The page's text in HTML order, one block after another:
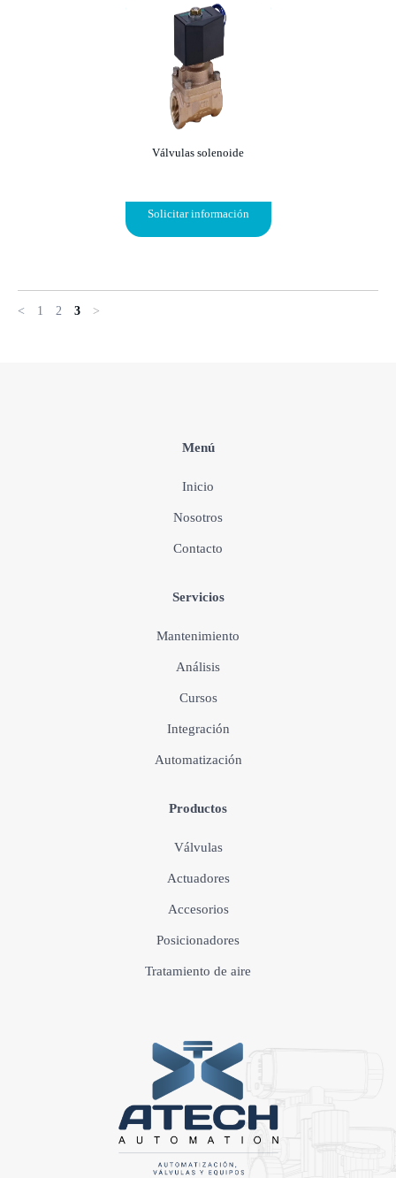
Válvulas solenoide
Solicitar información
< 1 2 3 >
Menú
Inicio
Nosotros
Contacto
Servicios
Mantenimiento
Análisis
Cursos
Integración
Automatización
Productos
Válvulas
Actuadores
Accesorios
Posicionadores
Tratamiento de aire